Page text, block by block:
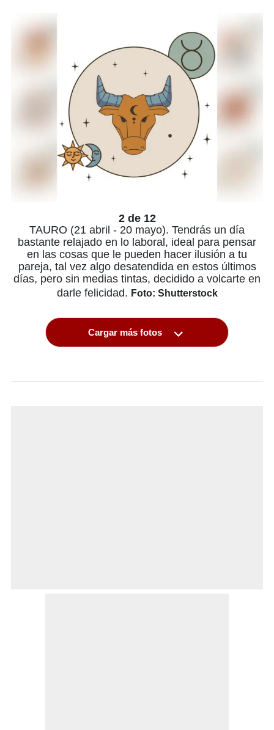
2 de 12
TAURO (21 abril - 20 mayo). Tendrás un día
bastante relajado en lo laboral, ideal para pensar
en las cosas que le pueden hacer ilusión a tu
pareja, tal vez algo desatendida en estos últimos
días, pero sin medias tintas, decidido a volcarte en
darle felicidad. Foto: Shutterstock
Cargar más fotos